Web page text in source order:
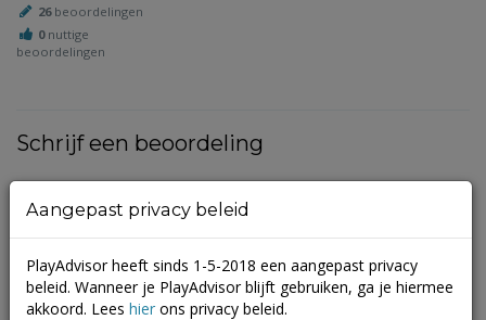
26beoordelingen
0nuttige
beoordelingen
Schrijf een beoordeling
gemarkeerd met*
Aangepast privacy beleid
PlayAdvisor heeft sinds 1-5-2018 een aangepast privacy
beleid. Wanneer je PlayAdvisor blijft gebruiken, ga je hiermee
akkoord. Lees hier ons privacy beleid.